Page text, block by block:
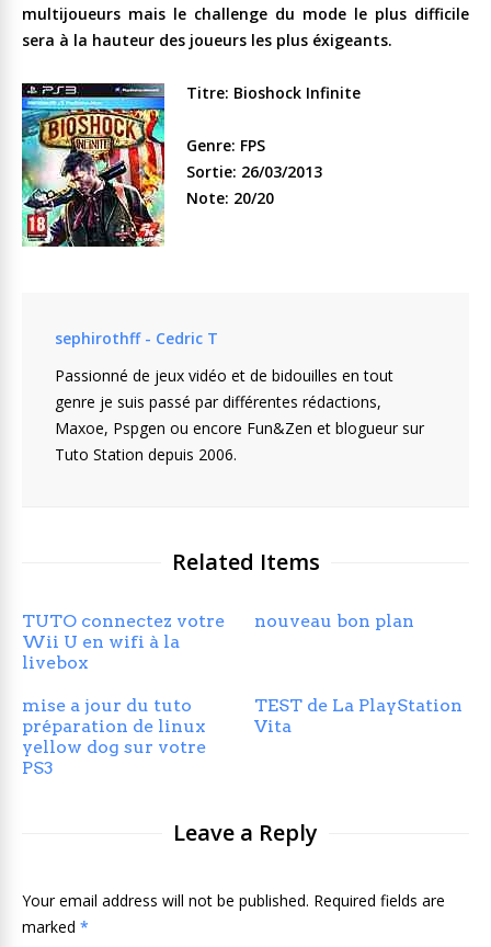
multijoueurs mais le challenge du mode le plus difficile
sera à la hauteur des joueurs les plus éxigeants.
Titre: Bioshock Infinite
Genre: FPS
Sortie: 26/03/2013
Note: 20/20
sephirothff - Cedric T
Passionné de jeux vidéo et de bidouilles en tout
genre je suis passé par différentes rédactions,
Maxoe, Pspgen ou encore Fun&Zen et blogueur sur
Tuto Station depuis 2006.
Related Items
TUTO connectez votre
Wii U en wifi à la
livebox
nouveau bon plan
mise a jour du tuto
préparation de linux
yellow dog sur votre
PS3
TEST de La PlayStation
Vita
Leave a Reply
Your email address will not be published. Required fields are
marked *